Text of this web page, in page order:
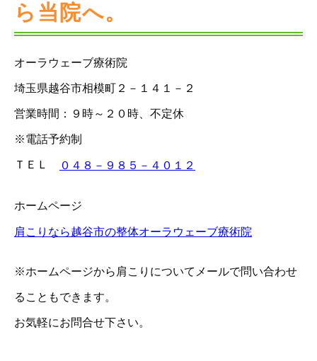
ら当院へ。
オーラウェーブ療術院
埼玉県越谷市相模町２－１４１－２
営業時間：９時～２０時、不定休
※電話予約制
ＴＥＬ ０４８－９８５－４０１２
ホームページ
肩こりなら越谷市の整体オーラウェーブ療術院
※ホームページから肩こりについてメールで問い合わせ
ることもできます。
お気軽にお問合せ下さい。